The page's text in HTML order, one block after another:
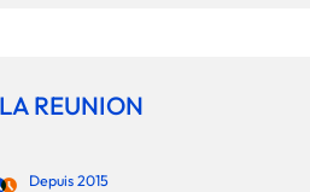
REUNION
Depuis 2015